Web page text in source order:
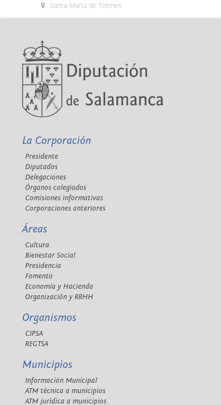
Santa Marta de Tormes
La Corporación
Presidente
Diputados
Delegaciones
Órganos colegiados
Comisiones informativas
Corporaciones anteriores
Áreas
Cultura
Bienestar Social
Presidencia
Fomento
Economía y Hacienda
Organización y RRHH
Organismos
CIPSA
REGTSA
Municipios
Información Municipal
ATM técnica a municipios
ATM jurídica a municipios